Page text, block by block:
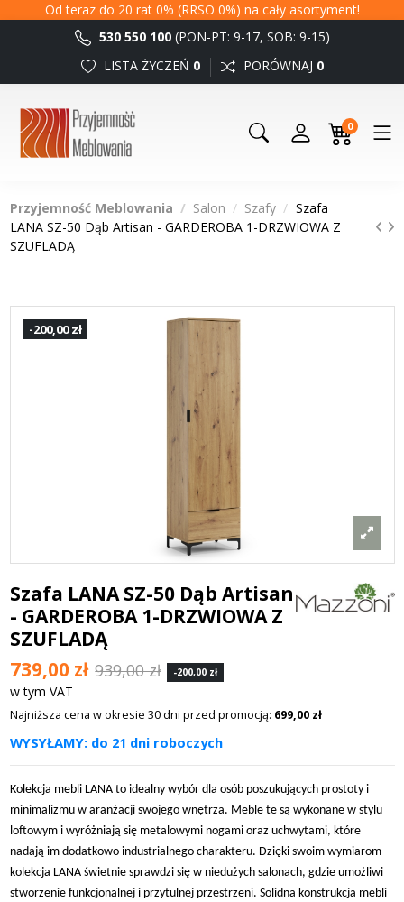
Od teraz do 20 rat 0% (RRSO 0%) na cały asortyment!
530 550 100 (PON-PT: 9-17, SOB: 9-15)
LISTA ŻYCZEŃ 0 PORÓWNAJ 0
0
Przyjemność Meblowania Salon Szafy
Szafa
LANA SZ-50 Dąb Artisan - GARDEROBA 1-DRZWIOWA Z
SZUFLADĄ
-200,00 zł
Szafa LANA SZ-50 Dąb Artisan
- GARDEROBA 1-DRZWIOWA Z
SZUFLADĄ
739,00 zł 939,00 zł -200,00 zł
w tym VAT
Najniższa cena w okresie 30 dni przed promocją: 699,00 zł
WYSYŁAMY: do 21 dni roboczych
Kolekcja mebli LANA to idealny wybór dla osób poszukujących prostoty i
minimalizmu w aranżacji swojego wnętrza. Meble te są wykonane w stylu
loftowym i wyróżniają się metalowymi nogami oraz uchwytami, które
nadają im dodatkowo industrialnego charakteru. Dzięki swoim wymiarom
kolekcja LANA świetnie sprawdzi się w niedużych salonach, gdzie umożliwi
stworzenie funkcjonalnej i przytulnej przestrzeni. Solidna konstrukcja mebli